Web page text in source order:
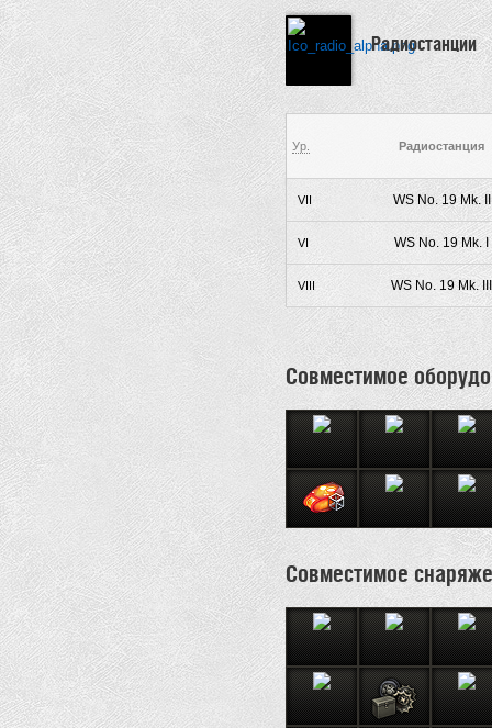
Радиостанции
Ур. Радиостанция
VII WS No. 19 Mk. II
VI WS No. 19 Mk. I
VIII WS No. 19 Mk. III
Совместимое
Совместимое